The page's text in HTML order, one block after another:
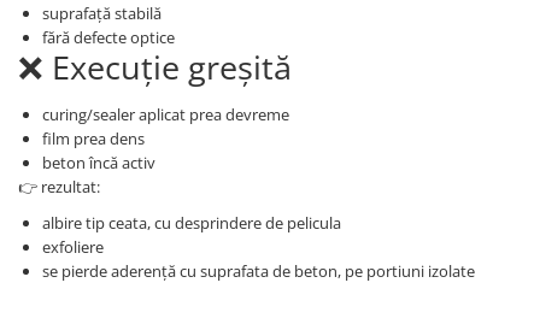
suprafață stabilă
fără defecte optice
❌ Execuție greșită
curing/sealer aplicat prea devreme
film prea dens
beton încă activ
👉 rezultat:
albire tip ceata, cu desprindere de pelicula
exfoliere
se pierde aderență cu suprafata de beton, pe portiuni izolate